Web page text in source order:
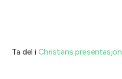
Ta del i Christians presentasjon